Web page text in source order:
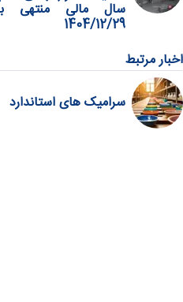
سال مالی منتهی
1404/12/29
اخبار مرتبط
سرامیک های استاندارد